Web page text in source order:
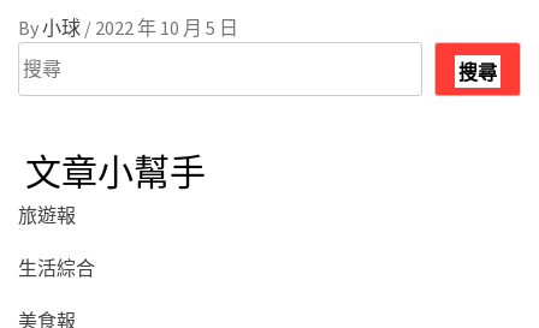
By小球 / 2022 年 10 月 5 日
搜
尋
搜尋
文章小幫手
旅遊報
生活綜合
美食報